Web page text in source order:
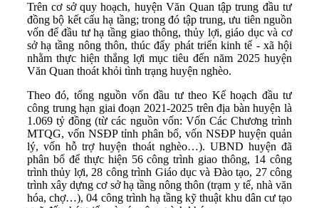
Trên cơ sở quy hoạch, huyện Văn Quan tập trung đầu tư
đồng bộ kết cấu hạ tầng; trong đó tập trung, ưu tiên nguồn
vốn để đầu tư hạ tầng giao thông, thủy lợi, giáo dục và cơ
sở hạ tầng nông thôn, thúc đẩy phát triển kinh tế - xã hội
nhằm thực hiện thắng lợi mục tiêu đến năm 2025 huyện
Văn Quan thoát khỏi tình trạng huyện nghèo.
Theo đó, tổng nguồn vốn đầu tư theo Kế hoạch đầu tư
công trung hạn giai đoạn 2021-2025 trên địa bàn huyện là
1.069 tỷ đồng (từ các nguồn vốn: Vốn Các Chương trình
MTQG, vốn NSĐP tỉnh phân bổ, vốn NSĐP huyện quản
lý, vốn hỗ trợ huyện thoát nghèo…). UBND huyện đã
phân bổ để thực hiện 56 công trình giao thông, 14 công
trình thủy lợi, 28 công trình Giáo dục và Đào tạo, 27 công
trình xây dựng cơ sở hạ tầng nông thôn (trạm y tế, nhà văn
hóa, chợ…), 04 công trình hạ tầng kỹ thuật khu dân cư tạo